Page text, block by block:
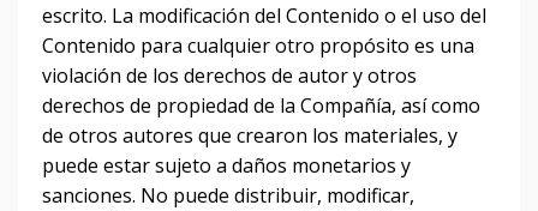
escrito. La modificación del Contenido o el uso del
Contenido para cualquier otro propósito es una
violación de los derechos de autor y otros
derechos de propiedad de la Compañía, así como
de otros autores que crearon los materiales, y
puede estar sujeto a daños monetarios y
sanciones. No puede distribuir, modificar,